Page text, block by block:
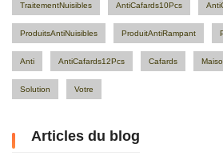
TraitementNuisibles AntiCafards10Pcs
ProduitsAntiNuisibles ProduitAntiRampant
Anti AntiCafards12Pcs Cafards
Solution Votre
Articles du blog